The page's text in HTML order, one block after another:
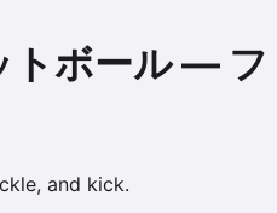
トボール— フ
and kick.